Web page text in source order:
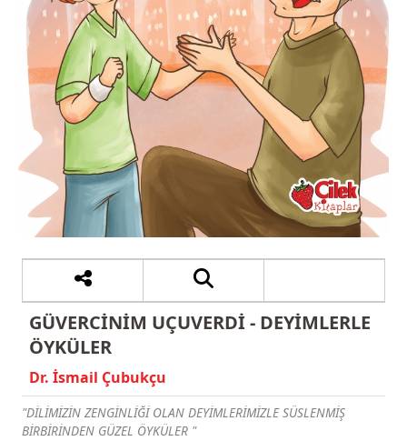
GÜVERCİNİM UÇUVERDİ - DEYİMLERLE
ÖYKÜLER
Dr. İsmail Çubukçu
"DİLİMİZİN ZENGİNLİĞİ OLAN DEYİMLERİMİZLE SÜSLENMİŞ
BİRBİRİNDEN GÜZEL ÖYKÜLER "